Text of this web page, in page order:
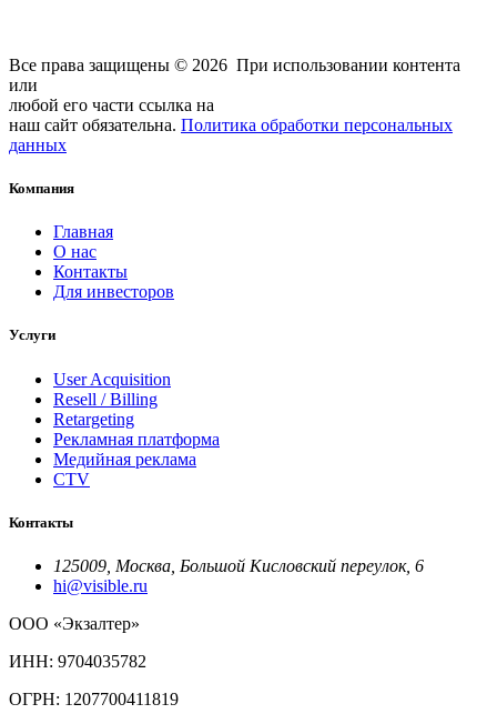
Все права защищены © 2026 При использовании контента
или
любой его части ссылка на
наш сайт обязательна. Политика обработки персональных
данных
Компания
Главная
О нас
Контакты
Для инвесторов
Услуги
User Acquisition
Resell / Billing
Retargeting
Рекламная платформа
Медийная реклама
CTV
Контакты
125009, Москва, Большой Кисловский переулок, 6
hi@visible.ru
ООО «Экзалтер»
ИНН: 9704035782
ОГРН: 1207700411819